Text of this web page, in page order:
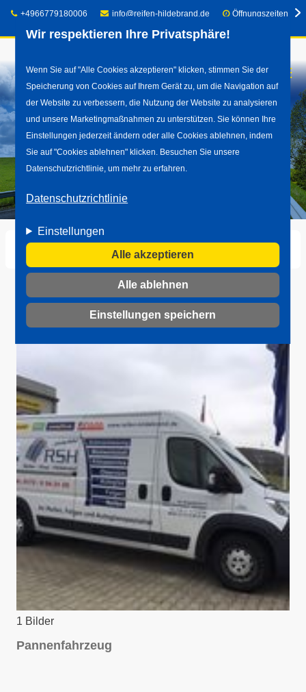
Wir respektieren Ihre Privatsphäre!
Wenn Sie auf "Alle Cookies akzeptieren" klicken, stimmen Sie der
Speicherung von Cookies auf Ihrem Gerät zu, um die Navigation auf
der Website zu verbessern, die Nutzung der Website zu analysieren
und unsere Marketingmaßnahmen zu unterstützen. Sie können Ihre
Einstellungen jederzeit ändern oder alle Cookies ablehnen, indem
Sie auf "Cookies ablehnen" klicken. Besuchen Sie unsere
Datenschutzrichtlinie, um mehr zu erfahren.
Datenschutzrichtlinie
Einstellungen
Alle akzeptieren
Alle ablehnen
Einstellungen speichern
Direkt
zum
Inhalt
Telefon:
+4966779180006 E-Mail:info@reifen-hildebrand.de Öffnungszeiten
☰
Startseite
Bilder
I
M
G
_
1
7
1
0
.
J
P
G
1 Bilder
Pannenfahrzeug